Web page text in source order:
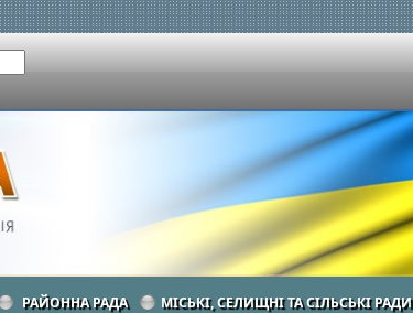
РАЙОННА РАДА МІСЬКІ, СЕЛИЩНІ ТА СІЛЬСЬКІ РАДИ